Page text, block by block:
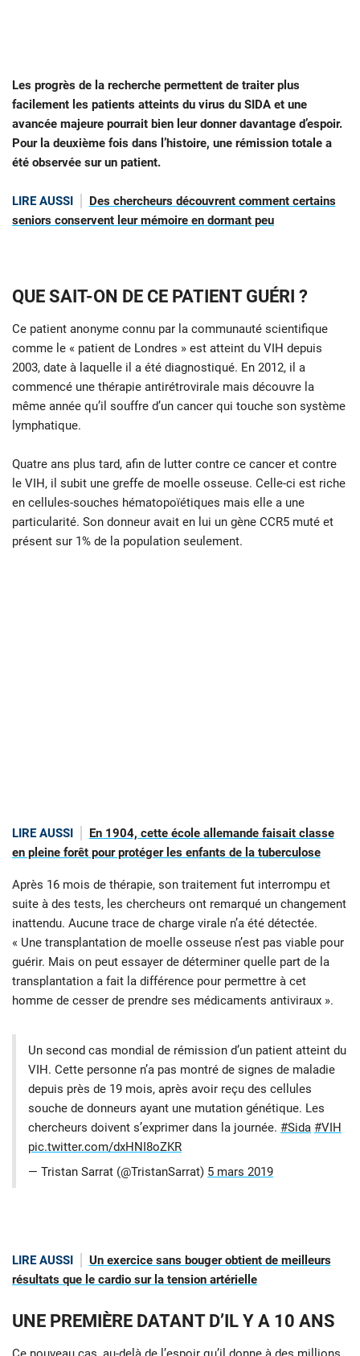
Les progrès de la recherche permettent de traiter plus
facilement les patients atteints du virus du SIDA et une
avancée majeure pourrait bien leur donner davantage d’espoir.
Pour la deuxième fois dans l’histoire, une rémission totale a
été observée sur un patient.
LIRE AUSSI
Des chercheurs découvrent comment certains
seniors conservent leur mémoire en dormant peu
QUE SAIT-ON DE CE PATIENT GUÉRI ?
Ce patient anonyme connu par la communauté scientifique
comme le « patient de Londres » est atteint du VIH depuis
2003, date à laquelle il a été diagnostiqué. En 2012, il a
commencé une thérapie antirétrovirale mais découvre la
même année qu’il souffre d’un cancer qui touche son système
lymphatique.
Quatre ans plus tard, afin de lutter contre ce cancer et contre
le VIH, il subit une greffe de moelle osseuse. Celle-ci est riche
en cellules-souches hématopoïétiques mais elle a une
particularité. Son donneur avait en lui un gène CCR5 muté et
présent sur 1% de la population seulement.
LIRE AUSSI
En 1904, cette école allemande faisait classe
en pleine forêt pour protéger les enfants de la tuberculose
Après 16 mois de thérapie, son traitement fut interrompu et
suite à des tests, les chercheurs ont remarqué un changement
inattendu. Aucune trace de charge virale n’a été détectée.
« Une transplantation de moelle osseuse n’est pas viable pour
guérir. Mais on peut essayer de déterminer quelle part de la
transplantation a fait la différence pour permettre à cet
homme de cesser de prendre ses médicaments antiviraux ».
Un second cas mondial de rémission d’un patient atteint du
VIH. Cette personne n’a pas montré de signes de maladie
depuis près de 19 mois, après avoir reçu des cellules
souche de donneurs ayant une mutation génétique. Les
chercheurs doivent s’exprimer dans la journée. #Sida #VIH
pic.twitter.com/dxHNI8oZKR
— Tristan Sarrat (@TristanSarrat) 5 mars 2019
LIRE AUSSI
Un exercice sans bouger obtient de meilleurs
résultats que le cardio sur la tension artérielle
UNE PREMIÈRE DATANT D’IL Y A 10 ANS